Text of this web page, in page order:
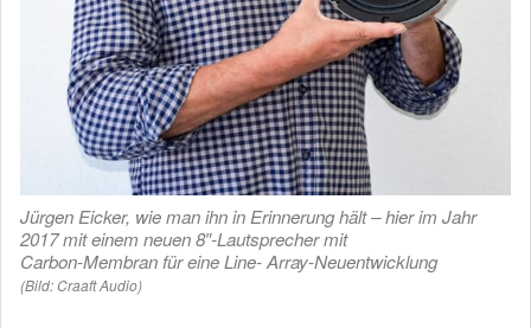
Jürgen Eicker, wie man ihn in Erinnerung hält – hier im Jahr
2017 mit einem neuen 8″-Lautsprecher mit
Carbon-Membran für eine Line- Array-Neuentwicklung
(Bild: Craaft Audio)